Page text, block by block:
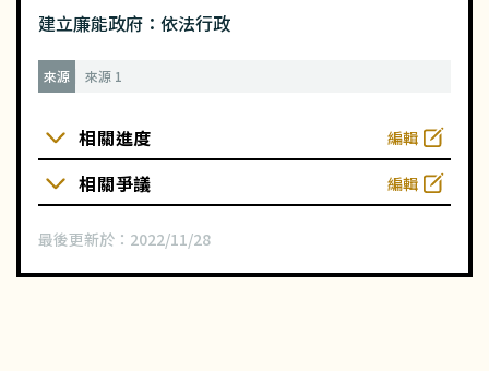
建立廉能政府：依法行政
來源 來源 1
相關進度 編輯
相關爭議 編輯
最後更新於： 2022/11/28